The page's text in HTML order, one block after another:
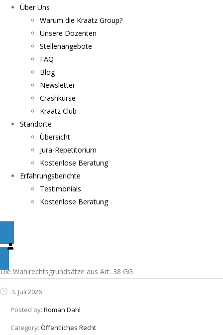
Über Uns
Warum die Kraatz Group?
Unsere Dozenten
Stellenangebote
FAQ
Blog
Newsletter
Crashkurse
Kraatz Club
Standorte
Übersicht
Jura-Repetitorium
Kostenlose Beratung
Erfahrungsberichte
Testimonials
Kostenlose Beratung
Die Wahlrechtsgrundsätze aus Art. 38 GG
3. Juli 2026
Posted by: Roman Dahl
Category: Öffentliches Recht